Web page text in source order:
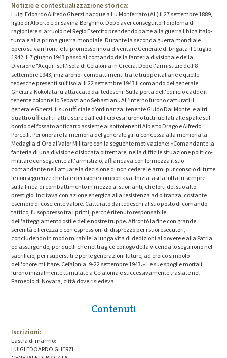
Notizie e contestualizzazione storica:
Luigi Edoardo Alfredo Gherzi nacque a Lu Monferrato (AL) il 27 settembre 1889,
figlio di Alberto e di Savina Borghino. Dopo aver conseguito il diploma di
ragioniere si arruolò nel Regio Esercito prendendo parte alla guerra libica italo-
turca e alla prima guerra mondiale. Durante la seconda guerra mondiale
operò su vari fronti e fu promosso fino a diventare Generale di brigata il 1 luglio
1942. Il 7 giugno 1943 passò al comando della fanteria divisionale della
Divisione "Acqui" sull'isola di Cefalonia in Grecia. Dopo l'armistizio dell'8
settembre 1943, iniziarono i combattimenti tra le truppe italiane e quelle
tedesche presenti sull’isola. Il 22 settembre 1943 il comando del generale
Gherzi a Kokolata fu attaccato dai tedeschi. Sulla porta dell'edificio cadde il
tenente colonnello Sebastiano Sebastiani. All’interno furono catturati il
generale Gherzi, il suo ufficiale d’ordinanza, tenente Guido Dal Monte, e altri
quattro ufficiali. Fatti uscire dall'edificio essi furono tutti fucilati alle spalle sul
bordo del fossato anticarro assieme ai sottotenenti Alberto Drago e Alfredo
Porcelli. Per onorare la memoria del generale gli fu concessa alla memoria la
Medaglia d'Oro al Valor Militare con la seguente motivazione: «Comandante la
fanteria di una divisione dislocata oltremare, nella difficile situazione politico-
militare conseguente all'armistizio, affiancava con fermezza il suo
comandante nell'attuare la decisione di non cedere le armi pur conscio di tutte
le conseguenze che tale decisione comportava. Iniziatasi la lotta fu sempre
sulla linea di combattimento in mezzo ai suoi fanti, che forti del suo alto
prestigio, incitava con azione energica alla resistenza ad oltranza, costante
esempio di cosciente valore. Catturato dai tedeschi al suo posto di comando
tattico, fu soppresso tra i primi, perché ritenuto responsabile
dell'atteggiamento ostile delle nostre truppe. Affrontò la fine con grande
serenità e fierezza e con espressioni di disprezzo per i suoi esecutori,
concludendo in modo mirabile la lunga vita di dedizioni al dovere e alla Patria
ed assurgendo, per quelli che nel tragico epilogo della vicenda lo seguirono nel
sacrificio, per i superstiti e per le generazioni future, ad eroico simbolo
dell'onore militare. Cefalonia, 9-22 settembre 1943.» Le sue spoglie mortali
furono inizialmente tumulate a Cefalonia e successivamente traslate nel
Famedio di Novara, città dove risiedeva.
Contenuti
Iscrizioni:
Lastra di marmo:
LUIGI EDOARDO GHERZI